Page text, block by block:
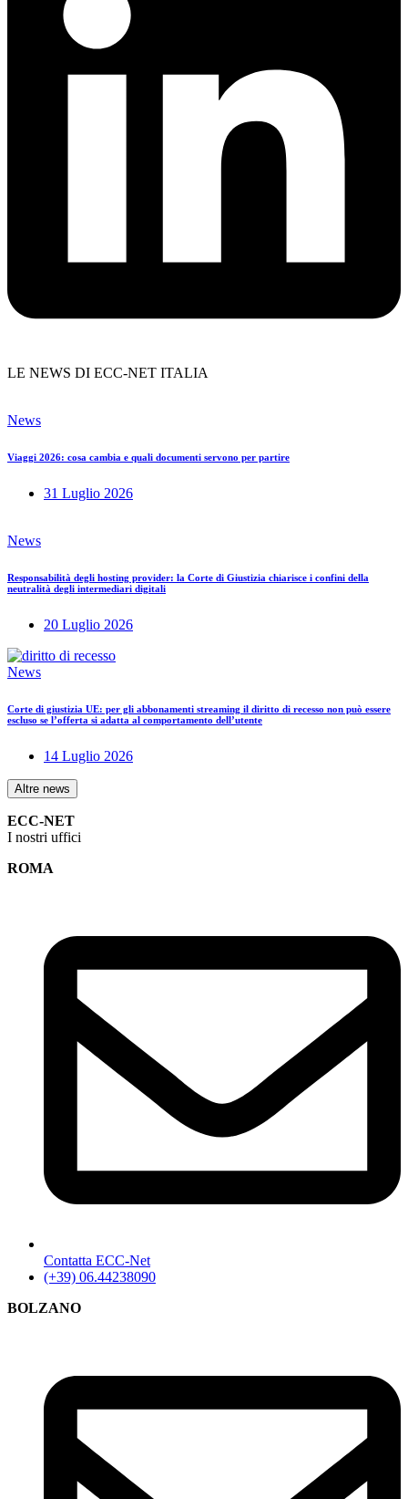
LE NEWS DI ECC-NET ITALIA
News
Viaggi 2026: cosa cambia e quali documenti servono per partire
31 Luglio 2026
News
Responsabilità degli hosting provider: la Corte di Giustizia chiarisce i confini della
neutralità degli intermediari digitali
20 Luglio 2026
News
Corte di giustizia UE: per gli abbonamenti streaming il diritto di recesso non può essere
escluso se l’offerta si adatta al comportamento dell’utente
14 Luglio 2026
Altre news
ECC-NET
I nostri uffici
ROMA
Contatta ECC-Net
(+39) 06.44238090
BOLZANO